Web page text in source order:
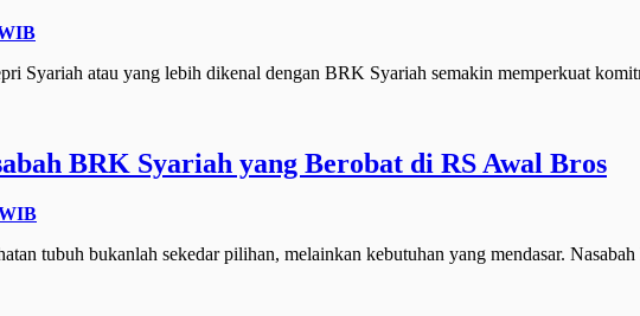
atau yang lebih dikenal dengan BRK Syariah semakin memperkuat
BRK Syariah yang Berobat di RS Awal Bros
tubuh bukanlah sekedar pilihan, melainkan kebutuhan yang mendasar.